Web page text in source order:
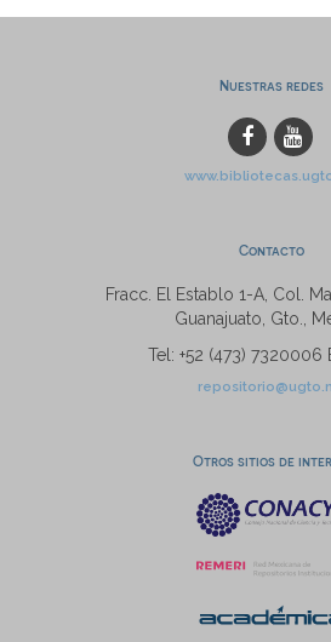
Nuestras redes
Contacto
Fracc. El Establo 1-A, Col.
Guanajuato, Gto.,
Tel: +52 (473) 7320006
Otros sitios de